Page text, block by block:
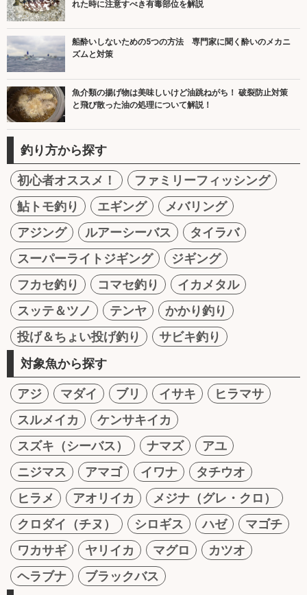
れた時に注意すべき有毒部位を解説
船酔いしないための5つの方法 専門家に聞く酔いのメカニ
ズムと対策
魚介類の揚げ物は美味しいけど油跳ねがち！ 破裂防止対策
と飛び散った油の処理について解説！
釣り方から探す
初心者オススメ！
ファミリーフィッシング
鮎トモ釣り
エギング
メバリング
アジング
ルアーシーバス
タイラバ
スーパーライトジギング
ジギング
フカセ釣り
コマセ釣り
イカメタル
スッテ＆ツノ
テンヤ
かかり釣り
投げ＆ちょい投げ釣り
サビキ釣り
対象魚から探す
アジ マダイ ブリ イサキ
ヒラマサ
スルメイカ
ケンサキイカ
スズキ（シーバス）
ナマズ
アユ
ニジマス
アマゴ イワナ
タチウオ
ヒラメ
アオリイカ
メジナ（グレ・クロ）
クロダイ（チヌ）
シロギス ハゼ
マゴチ
ワカサギ
ヤリイカ マグロ
カツオ
ヘラブナ
ブラックバス